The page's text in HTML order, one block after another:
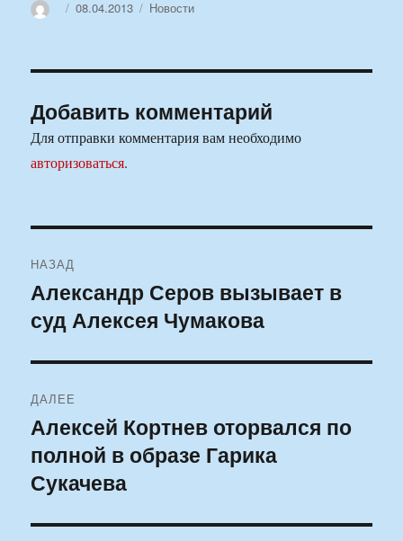
АвторОпубликовано
08.04.2013 Рубрики
Новости
Добавить комментарий
Для отправки комментария вам необходимо
авторизоваться.
по
записям
НАЗАД
Предыдущая
запись:
Александр Серов вызывает в
суд Алексея Чумакова
ДАЛЕЕ
Следующая
запись:
Алексей Кортнев оторвался по
полной в образе Гарика
Сукачева